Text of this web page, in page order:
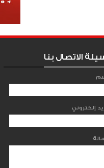
الاتصال بنا